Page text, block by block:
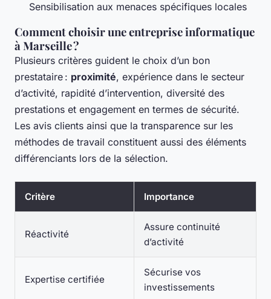
Sensibilisation aux menaces spécifiques locales
Comment choisir une entreprise informatique
à Marseille ?
Plusieurs critères guident le choix d’un bon
prestataire : proximité, expérience dans le secteur
d’activité, rapidité d’intervention, diversité des
prestations et engagement en termes de sécurité.
Les avis clients ainsi que la transparence sur les
méthodes de travail constituent aussi des éléments
différenciants lors de la sélection.
Critère Importance
Réactivité
Assure continuité
d’activité
Expertise certifiée
Sécurise vos
investissements